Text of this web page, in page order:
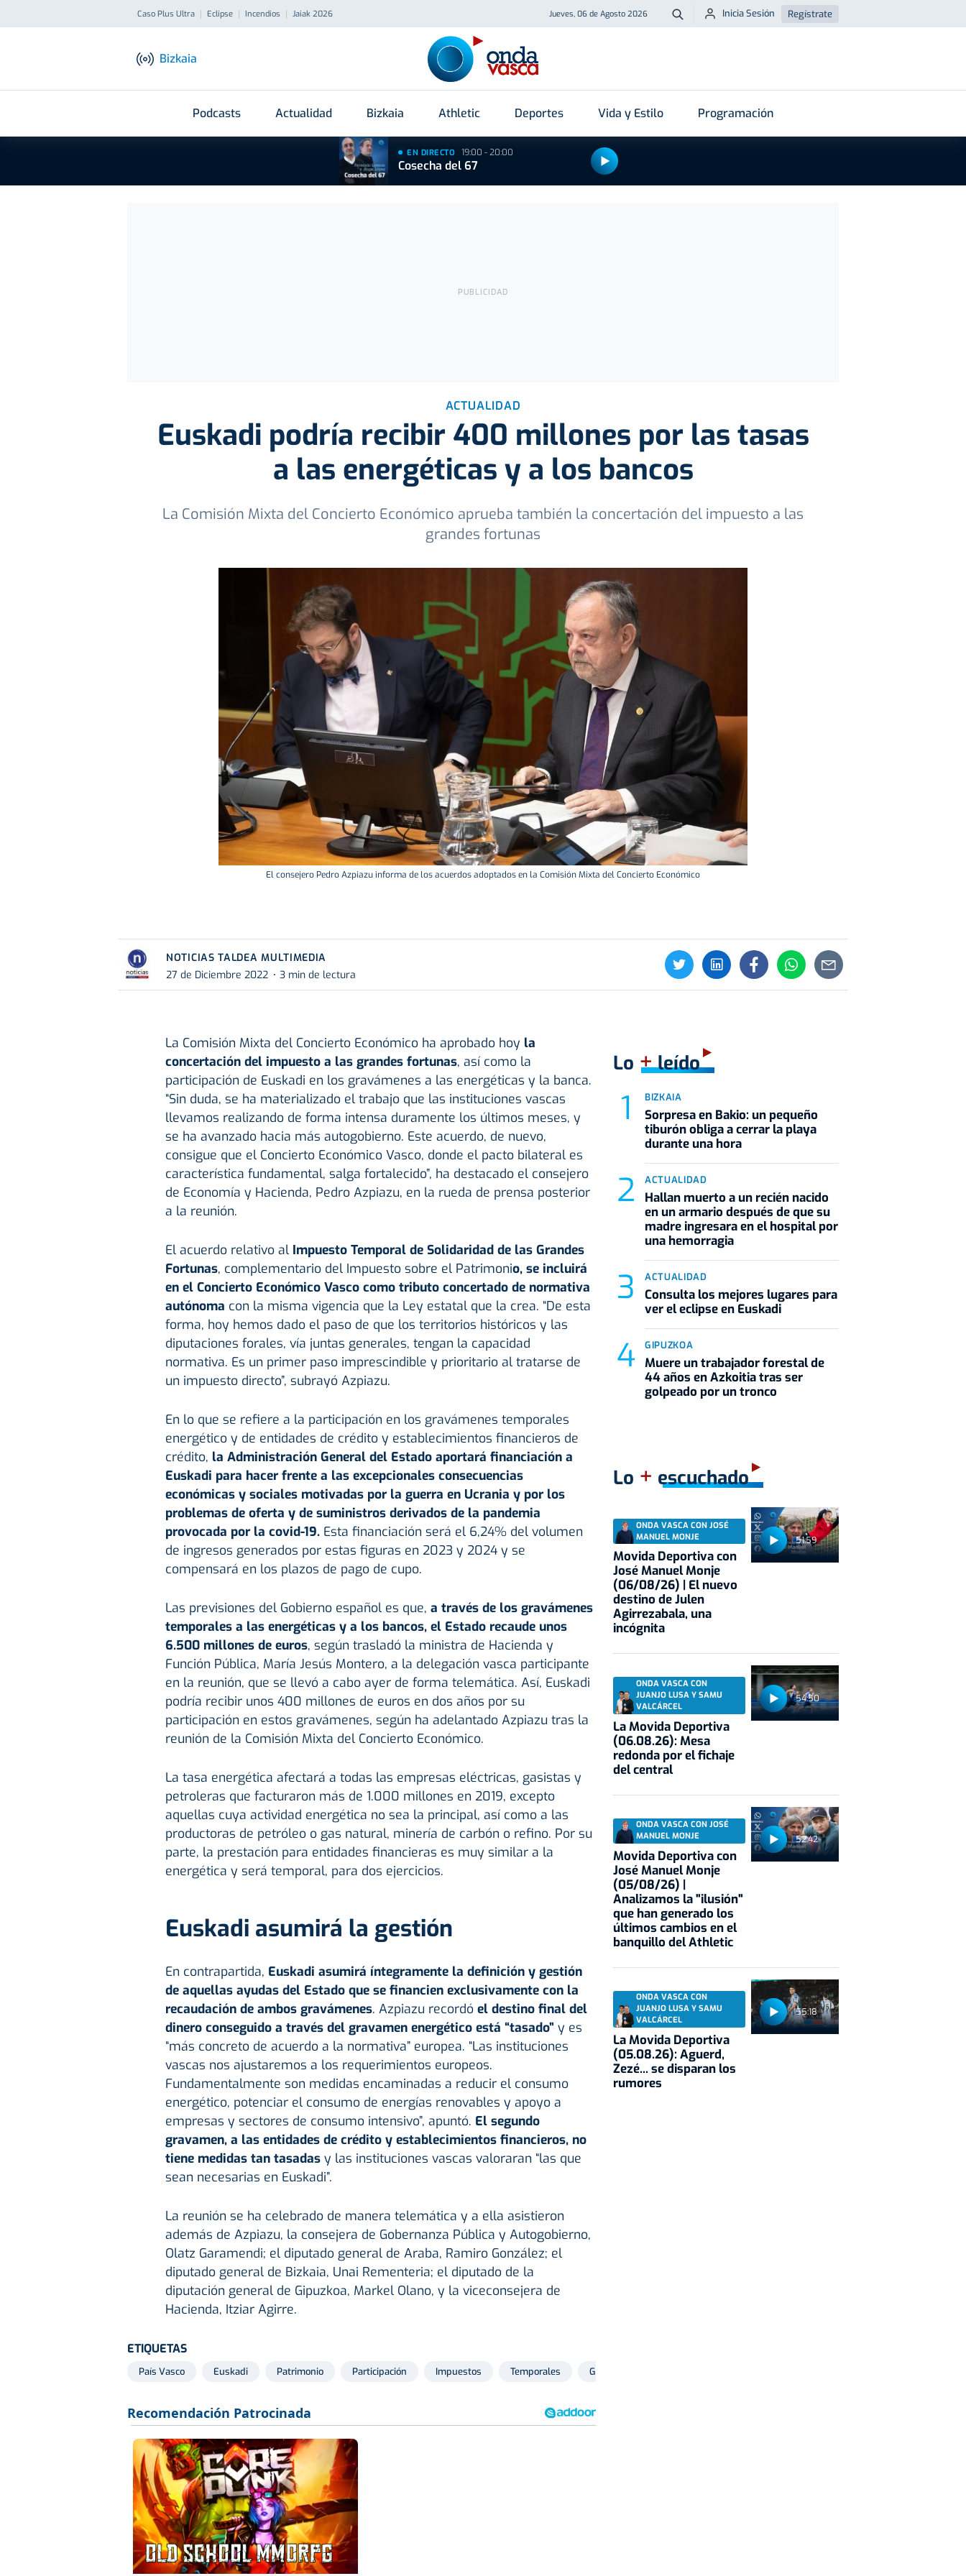
Caso Plus Ultra Eclipse Incendios Jaiak 2026 Jueves, 06 de Agosto 2026 Buscar
Inicia Sesión Regístrate
Bizkaia
Podcasts Actualidad Bizkaia Athletic Deportes Vida y Estilo Programación
EN DIRECTO 19:00 - 20:00
Cosecha del 67
ACTUALIDAD
Euskadi podría recibir 400 millones por las tasas
a las energéticas y a los bancos
La Comisión Mixta del Concierto Económico aprueba también la concertación del impuesto a las
grandes fortunas
El consejero Pedro Azpiazu informa de los acuerdos adoptados en la Comisión Mixta del Concierto Económico
NOTICIAS TALDEA MULTIMEDIA
27 de Diciembre 2022
3 min de lectura
La Comisión Mixta del Concierto Económico ha aprobado hoy la
concertación del impuesto a las grandes fortunas, así como la
participación de Euskadi en los gravámenes a las energéticas y la banca.
“Sin duda, se ha materializado el trabajo que las instituciones vascas
llevamos realizando de forma intensa duramente los últimos meses, y
se ha avanzado hacia más autogobierno. Este acuerdo, de nuevo,
consigue que el Concierto Económico Vasco, donde el pacto bilateral es
característica fundamental, salga fortalecido”, ha destacado el consejero
de Economía y Hacienda, Pedro Azpiazu, en la rueda de prensa posterior
a la reunión.
El acuerdo relativo alImpuesto Temporal de Solidaridad de las Grandes
Fortunas, complementario del Impuesto sobre el Patrimonio, se incluirá
en el Concierto Económico Vasco como tributo concertado de normativa
autónoma con la misma vigencia que la Ley estatal que la crea. “De esta
forma, hoy hemos dado el paso de que los territorios históricos y las
diputaciones forales, vía juntas generales, tengan la capacidad
normativa. Es un primer paso imprescindible y prioritario al tratarse de
un impuesto directo”, subrayó Azpiazu.
En lo que se refiere a la participación en los gravámenes temporales
energético y de entidades de crédito y establecimientos financieros de
crédito, la Administración General del Estado aportará financiación a
Euskadi para hacer frente a las excepcionales consecuencias
económicas y sociales motivadas por la guerra en Ucrania y por los
problemas de oferta y de suministros derivados de la pandemia
provocada por la covid-19.Esta financiación será el 6,24% del volumen
de ingresos generados por estas figuras en 2023 y 2024 y se
compensará en los plazos de pago de cupo.
Las previsiones del Gobierno español es que, a través de los gravámenes
temporales a las energéticas y a los bancos, el Estado recaude unos
6.500 millones de euros, según trasladó la ministra de Hacienda y
Función Pública, María Jesús Montero, a la delegación vasca participante
en la reunión, que se llevó a cabo ayer de forma telemática. Así, Euskadi
podría recibir unos 400 millones de euros en dos años por su
participación en estos gravámenes, según ha adelantado Azpiazu tras la
reunión de la Comisión Mixta del Concierto Económico.
La tasa energética afectará a todas las empresas eléctricas, gasistas y
petroleras que facturaron más de 1.000 millones en 2019, excepto
aquellas cuya actividad energética no sea la principal, así como a las
productoras de petróleo o gas natural, minería de carbón o refino. Por su
parte, la prestación para entidades financieras es muy similar a la
energética y será temporal, para dos ejercicios.
Euskadi asumirá la gestión
En contrapartida, Euskadi asumirá íntegramente la definición y gestión
de aquellas ayudas del Estado que se financien exclusivamente con la
recaudación de ambos gravámenes. Azpiazu recordó el destino final del
dinero conseguido a través del gravamen energético está “tasado” y es
“más concreto de acuerdo a la normativa” europea. “Las instituciones
vascas nos ajustaremos a los requerimientos europeos.
Fundamentalmente son medidas encaminadas a reducir el consumo
energético, potenciar el consumo de energías renovables y apoyo a
empresas y sectores de consumo intensivo”, apuntó. El segundo
gravamen, a las entidades de crédito y establecimientos financieros, no
tiene medidas tan tasadas y las instituciones vascas valoraran “las que
sean necesarias en Euskadi”.
La reunión se ha celebrado de manera telemática y a ella asistieron
además de Azpiazu, la consejera de Gobernanza Pública y Autogobierno,
Olatz Garamendi; el diputado general de Araba, Ramiro González; el
diputado general de Bizkaia, Unai Rementeria; el diputado de la
diputación general de Gipuzkoa, Markel Olano, y la viceconsejera de
Hacienda, Itziar Agirre.
ETIQUETAS
País Vasco Euskadi Patrimonio Participación Impuestos Temporales Gobierno Vasco
Lo +leído
BIZKAIA
Sorpresa en Bakio: un pequeño
tiburón obliga a cerrar la playa
durante una hora
ACTUALIDAD
Hallan muerto a un recién nacido
en un armario después de que su
madre ingresara en el hospital por
una hemorragia
ACTUALIDAD
Consulta los mejores lugares para
ver el eclipse en Euskadi
GIPUZKOA
Muere un trabajador forestal de
44 años en Azkoitia tras ser
golpeado por un tronco
Lo + escuchado
51:59
ONDA VASCA CON JOSÉ
MANUEL MONJE
Movida Deportiva con
José Manuel Monje
(06/08/26) | El nuevo
destino de Julen
Agirrezabala, una
incógnita
54:50
ONDA VASCA CON
JUANJO LUSA Y SAMU
VALCÁRCEL
La Movida Deportiva
(06.08.26): Mesa
redonda por el fichaje
del central
52:42
ONDA VASCA CON JOSÉ
MANUEL MONJE
Movida Deportiva con
José Manuel Monje
(05/08/26) |
Analizamos la "ilusión"
que han generado los
últimos cambios en el
banquillo del Athletic
55:18
ONDA VASCA CON
JUANJO LUSA Y SAMU
VALCÁRCEL
La Movida Deportiva
(05.08.26): Aguerd,
Zezé... se disparan los
rumores